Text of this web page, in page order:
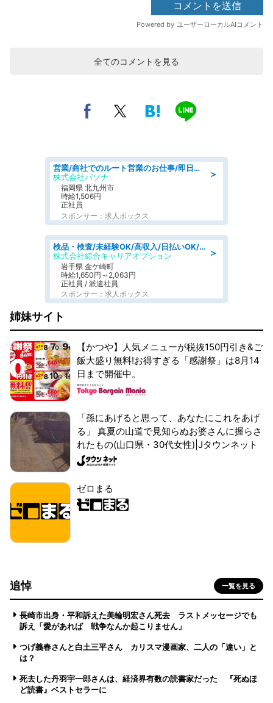
全てのコメントを見る
＞
営業/商社でのルート営業のお仕事/即日勤務可/車通勤可/営業
株式会社パソナ
福岡県 北九州市
時給1,506円
正社員
スポンサー：求人ボックス
＞
検品・検査/未経験OK/高収入/日払いOK/交替制/20・30・40代活躍中
株式会社綜合キャリアオプション
岩手県 金ケ崎町
時給1,650円～2,063円
正社員 / 派遣社員
スポンサー：求人ボックス
姉妹サイト
【かつや】人気メニューが税抜150円引き&ご
飯大盛り無料!お得すぎる「感謝祭」は8月14
日まで開催中。
「孫にあげると思って、あなたにこれをあげ
る」 真夏の山道で見知らぬお婆さんに握らさ
れたもの(山口県・30代女性)|Jタウンネット
ゼロまる
追悼 一覧を見る
長崎市出身・平和訴えた美輪明宏さん死去 ラストメッセージでも
訴え「愛があれば 戦争なんか起こりません」
つげ義春さんと白土三平さん カリスマ漫画家、二人の「違い」と
は？
死去した丹羽宇一郎さんは、経済界有数の読書家だった 『死ぬほ
ど読書』ベストセラーに